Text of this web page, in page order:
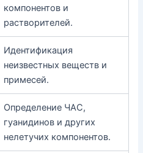
компонентов и
растворителей.
Идентификация
неизвестных веществ и
примесей.
Определение ЧАС,
гуанидинов и других
нелетучих компонентов.